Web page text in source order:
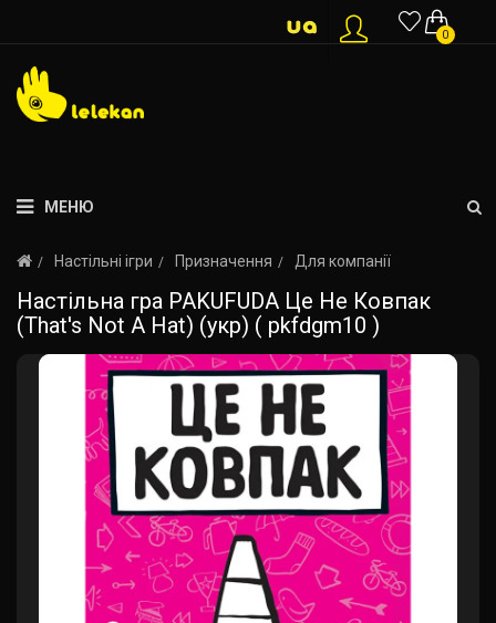
0
МЕНЮ
Настільні ігри Призначення Для компанії
Настільна гра PAKUFUDA Це Не Ковпак
(That's Not A Hat) (укр) ( pkfdgm10 )